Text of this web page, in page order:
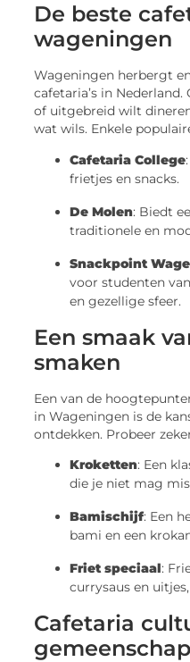
De beste
wageningen
Wageningen herbergt
cafetaria’s in
of uitgebreid wilt
wat wils. Enkele
Cafetaria College
frietjes en snacks.
De Molen: Biedt
traditionele en
Snackpoint
voor studenten
en gezellige sfeer.
Een smaak
smaken
Een van de
in Wageningen is de
ontdekken. Probeer
Kroketten: Een
die je niet mag
Bamischijf: Een
bami en een
Friet speciaal:
currysaus en
Cafetaria
gemeenschap